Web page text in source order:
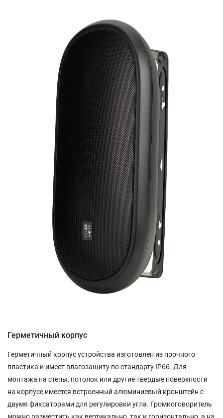
Герметичный корпус
Герметичный корпус устройства изготовлен из прочного
пластика и имеет влагозащиту по стандарту IP66. Для
монтажа на стены, потолок или другие твердые поверхности
на корпусе имеется встроенный алюминиевый кронштейн с
двумя фиксаторами для регулировки угла. Громкоговоритель